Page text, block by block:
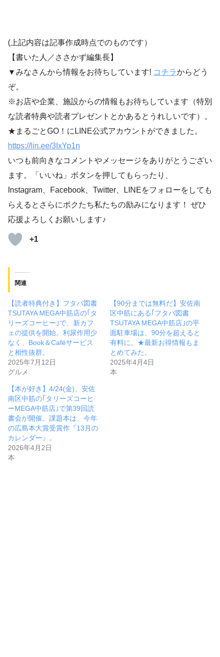
(上記内容は記事作成時点でのものです）
【書いた人／ささかず編集長】
▼みなさんから情報をお待ちしています! コチラからどう
ぞ。
※お店や企業、施設からの情報もお待ちしています（特別
な読者特典や読者プレゼントとかあるとうれしいです）。
★まるごとGO！にLINE公式アカウントができました。
https://lin.ee/3IxYp1n
いつも前向きなコメントやメッセージをありがとうござい
ます。「いいね」ボタンを押してもらったり、
Instagram、Facebook、Twitter、LINEをフォローをしても
らえるとさらにボクたち私たちの励みになります！ ぜひ
応援よろしくお願いします♪
+1
関連
【読者特典付き】フタバ図書
TSUTAYA MEGA中筋店の｢タ
リーズコーヒー｣で、新カフ
ェの提供を開始。利尿作用少
なく、Book＆Caféサービス
と相性抜群。
2025年7月12日
グルメ
【90分までは無料だ】安佐南
区中筋にある｢フタバ図書
TSUTAYA MEGA中筋店｣の平
面駐車場は、90分を超えると
有料に。★最新お得情報もま
とめてみた。
2025年4月4日
本
【本が好き】4/24(金)、安佐
南区中筋の｢タリーズコーヒ
ーMEGA中筋店｣で第39回読
書会が開催。課題本は、今年
の広島本大賞受賞作『13月の
カレンダー』。
2026年4月2日
本